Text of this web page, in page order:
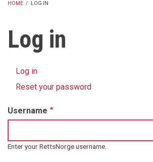
HOME / LOG IN
Log in
Primary
Log in
tab)
Reset your password
Username
Enter your RettsNorge username.